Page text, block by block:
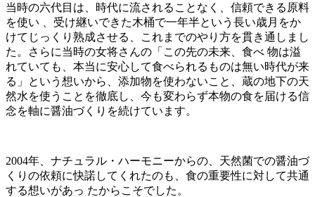
当時の六代目は、時代に流されることなく、信頼できる原料
を使い 、受け継いできた木桶で一年半という長い歳月をか
けてじっくり熟成させる、これまでのやり方を貫き通しまし
た。さらに当時の女将さんの「この先の未来、食べ 物は溢
れていても、本当に安心して食べられるものは無い時代が来
る」という想いから、添加物を使わないこと、蔵の地下の天
然水を使うことを徹底し、今も変わらず本物の食を届ける信
念を軸に醤油づくりを続けています。
2004年、ナチュラル・ハーモニーからの、天然菌での醤油づ
くりの依頼に快諾してくれたのも、食の重要性に対して共通
する想いがあっ たからこそでした。